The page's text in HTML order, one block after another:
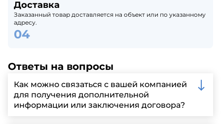
Доставка
Заказанный товар доставляется на объект или по указанному
адресу.
Ответы на вопросы
Как можно связаться с вашей компанией
для получения дополнительной
информации или заключения договора?